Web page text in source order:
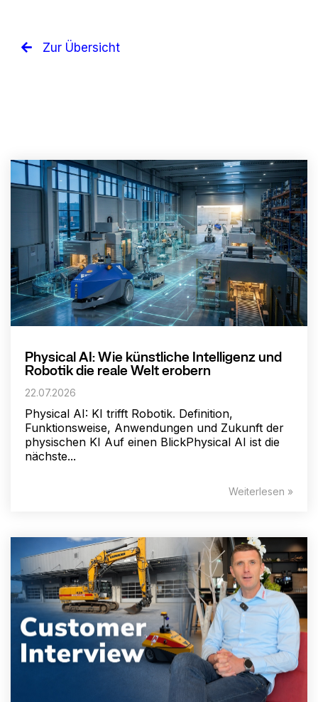
Zur Übersicht
Physical AI: Wie künstliche Intelligenz und
Robotik die reale Welt erobern
22.07.2026
Physical AI: KI trifft Robotik. Definition,
Funktionsweise, Anwendungen und Zukunft der
physischen KI Auf einen BlickPhysical AI ist die
nächste...
Weiterlesen »